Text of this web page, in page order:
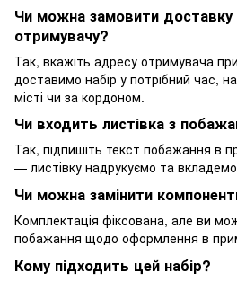
Чи можна замовити доставку
отримувачу?
Так, вкажіть адресу отримувача
доставимо набір у потрібний час,
місті чи за кордоном.
Чи входить листівка з
Так, підпишіть текст побажання в
— листівку надрукуємо та
Чи можна замінити
Комплектація фіксована, але ви
побажання щодо оформлення в
Кому підходить цей набір?